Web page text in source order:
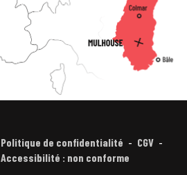
Politique de confidentialité
CGV
Accessibilité : non conforme